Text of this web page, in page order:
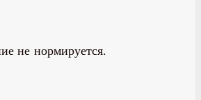
не нормируется.